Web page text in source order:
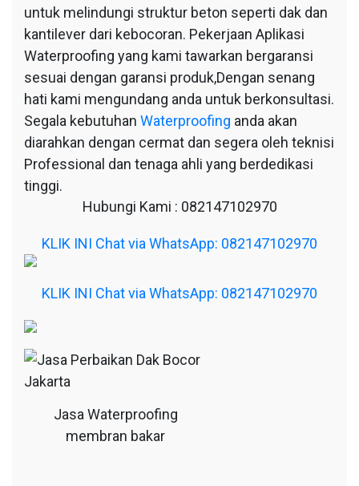
untuk melindungi struktur beton seperti dak dan
kantilever dari kebocoran. Pekerjaan Aplikasi
Waterproofing yang kami tawarkan bergaransi
sesuai dengan garansi produk,Dengan senang
hati kami mengundang anda untuk berkonsultasi.
Segala kebutuhan Waterproofing anda akan
diarahkan dengan cermat dan segera oleh teknisi
Professional dan tenaga ahli yang berdedikasi
tinggi.
Hubungi Kami : 082147102970
KLIK INI Chat via WhatsApp: 082147102970
KLIK INI Chat via WhatsApp: 082147102970
Jasa Waterproofing
membran bakar